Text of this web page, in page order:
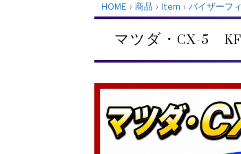
HOME › 商品 › Item › バイザーフ
マツダ・CX-5